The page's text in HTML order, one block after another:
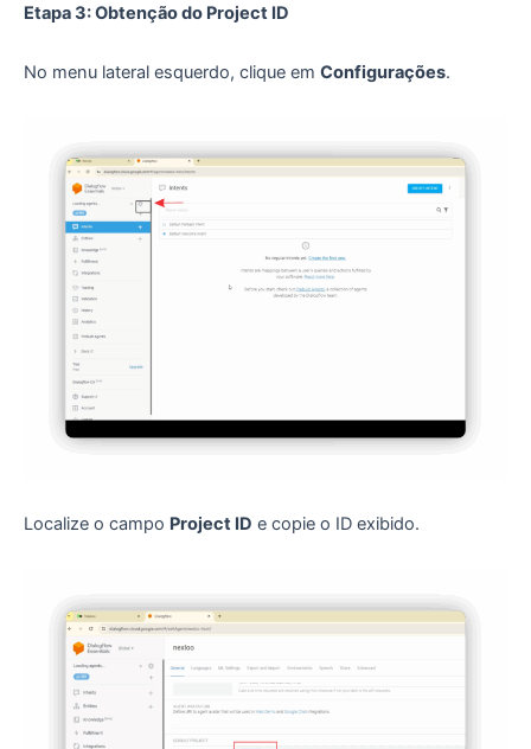
Etapa 3: Obtenção do Project ID
No menu lateral esquerdo, clique em Configurações.
Localize o campo Project ID e copie o ID exibido.